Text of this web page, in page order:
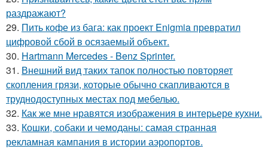
раздражают?
29. Пить кофе из бага: как проект Enigmia превратил
цифровой сбой в осязаемый объект.
30. Hartmann Mercedes - Benz Sprinter.
31. Внешний вид таких тапок полностью повторяет
скопления грязи, которые обычно скапливаются в
труднодоступных местах под мебелью.
32. Как же мне нравятся изображения в интерьере кухни.
33. Кошки, собаки и чемоданы: самая странная
рекламная кампания в истории аэропортов.